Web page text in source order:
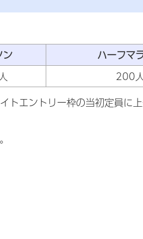
ン
ハーフマ
200人
トエントリー枠の当初定員に